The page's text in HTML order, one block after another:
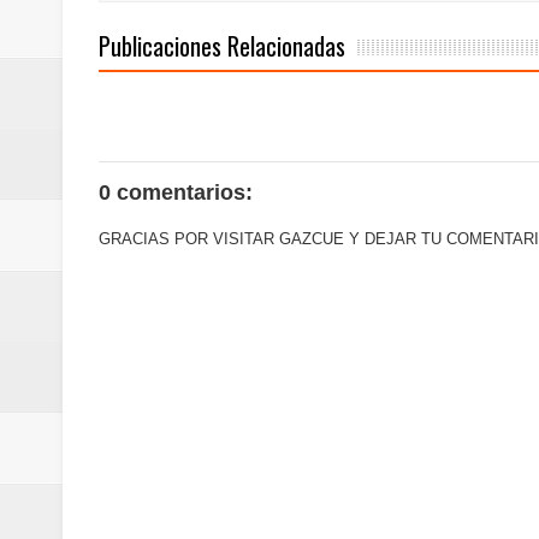
SEPROI obtiene certificación
minutos
Publicaciones Relacionadas
0 comentarios:
GRACIAS POR VISITAR GAZCUE Y DEJAR TU